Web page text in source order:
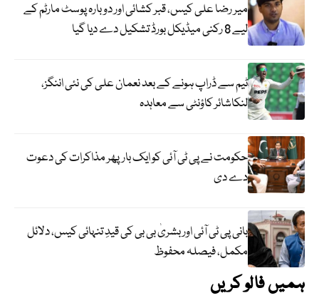
میر رضا علی کیس، قبر کشائی اور دوبارہ پوسٹ مارٹم کے
لیے 8 رکنی میڈیکل بورڈ تشکیل دے دیا گیا
ٹیم سے ڈراپ ہونے کے بعد نعمان علی کی نئی اننگز،
لنکاشائر کاؤنٹی سے معاہدہ
حکومت نے پی ٹی آئی کو ایک بارپھر مذاکرات کی دعوت
دے دی
بانی پی ٹی آئی اور بشریٰ بی بی کی قیدِ تنہائی کیس، دلائل
مکمل، فیصلہ محفوظ
ہمیں فالو کریں